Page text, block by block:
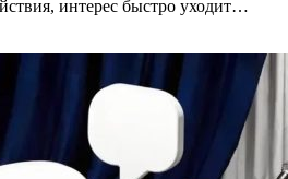
интерес быстро уходит…